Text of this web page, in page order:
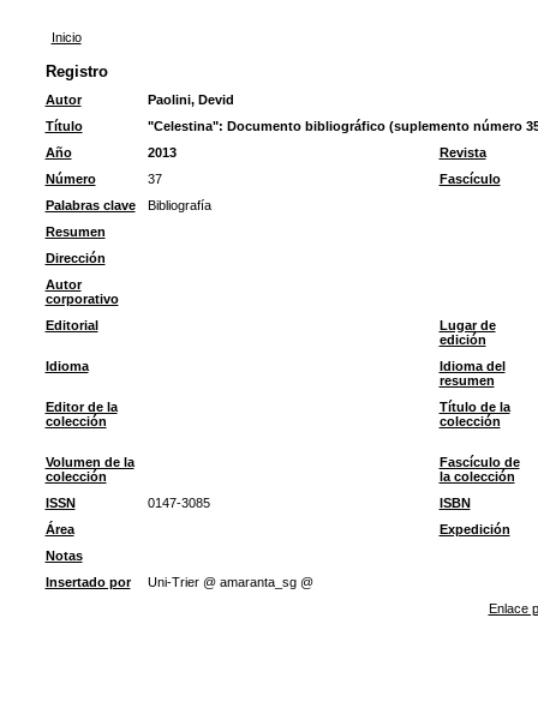
Inicio
Registro
Autor
Paolini, Devid
Título
"Celestina": Documento bibliográfico (suplemento número
Año
2013
Revista
Número
37
Fascículo
Palabras clave
Bibliografía
Resumen
Dirección
Autor
corporativo
Editorial
Lugar de
edición
Idioma
Idioma del
resumen
Editor de la
colección
Título de la
colección
Volumen de la
colección
Fascículo de
la colección
ISSN
0147-3085
ISBN
Área
Expedición
Notas
Insertado por
Uni-Trier @ amaranta_sg @
Enlace